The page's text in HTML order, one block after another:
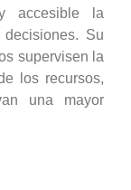
accesible la
Su
supervisen la
los recursos,
una mayor